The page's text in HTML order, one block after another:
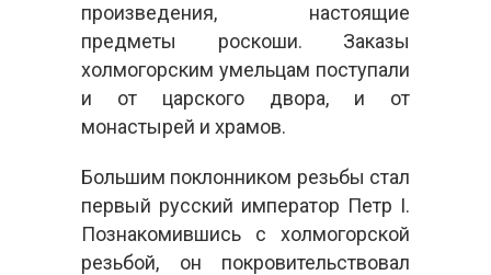
произведения, настоящие
предметы роскоши. Заказы
холмогорским умельцам поступали
и от царского двора, и от
монастырей и храмов.
Большим поклонником резьбы стал
первый русский император Петр I.
Познакомившись с холмогорской
резьбой, он покровительствовал